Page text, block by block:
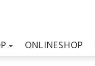
ONLINESHOP